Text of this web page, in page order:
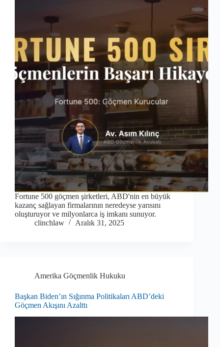
Fortune 500 göçmen şirketleri, ABD'nin en büyük
kazanç sağlayan firmalarının neredeyse yarısını
oluşturuyor ve milyonlarca iş imkanı sunuyor.
clinchlaw
Aralık 31, 2025
Amerika Göçmenlik Hukuku
Başkan Biden’ın Sığınma Politikaları ABD’deki
Göçmen Akışını Azalttı